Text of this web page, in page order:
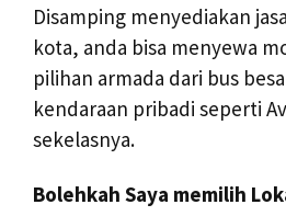
Disamping menyediakan
kota, anda bisa menyewa
pilihan armada dari bus
kendaraan pribadi seperti
sekelasnya.
Bolehkah Saya memilih